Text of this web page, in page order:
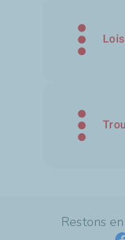
Restons